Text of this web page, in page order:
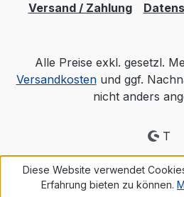
Versand / Zahlung
Alle Preise exkl. gesetzl.
Versandkostenund ggf.
nicht anders
T
Diese Website verwendet
Erfahrung bieten zu können.